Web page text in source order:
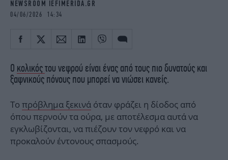
MEDIA
NEWSLETTER
NEWSROOM IEFIMERIDA.GR
04/06/2026 14:34
Ο κολικόςτου νεφρού είναι ένας από τους πιο δυνατούς και
ξαφνικούς πόνους που μπορεί να νιώσει κανείς.
Το πρόβλημα ξεκινά όταν φράζει η δίοδος από
όπου περνούν τα ούρα, με αποτέλεσμα αυτά να
εγκλωβίζονται, να πιέζουν τον νεφρό και να
προκαλούν έντονους σπασμούς.